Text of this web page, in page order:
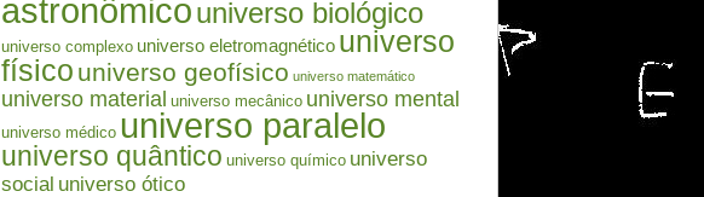
astronômicouniverso biológico
universo complexo universo eletromagnético universo
físico universo geofísico universo matemático
universo material universo mecânico universo mental
universo médico universo paralelo
universo quântico universo químico universo
social universo ótico